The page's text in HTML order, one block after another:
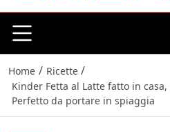
Home / Ricette /
Kinder Fetta al Latte fatto in
Perfetto da portare in spiaggia